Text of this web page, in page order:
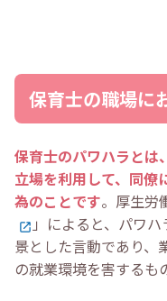
・外部の公的機関
・ 保育士がパワハラ
・保育士がパワハラ
・園見学で職員同
・ 転職エージェン
・ 保育士のパワハラ
・保育現場で起こ
は？
・パワハラがつら
ばいい？
保育士の職場に
保育士のパワハラとは
立場を利用して、同僚
為のことです。厚生労
」によると、パワハ
景とした言動であり、
の就業環境を害するも